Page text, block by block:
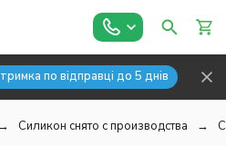
по відправці до 5 днів
Силикон снято с производства